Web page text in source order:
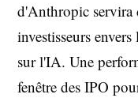
d'Anthropic servira
investisseurs
sur l'IA. Une
fenêtre des IPO